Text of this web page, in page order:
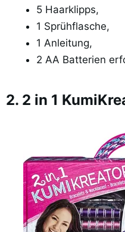
5 Haarklipps,
1 Sprühflasche,
1 Anleitung,
2 AA Batterien
2. 2 in 1